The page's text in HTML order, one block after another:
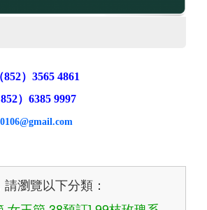
） 3565 4861
）6385 9997
瀏覽以下分類：